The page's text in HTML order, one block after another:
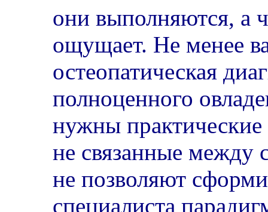
они выполняются, а
ощущает. Не менее
остеопатическая
полноценного
нужны практические
не связанные между
не позволяют
специалиста